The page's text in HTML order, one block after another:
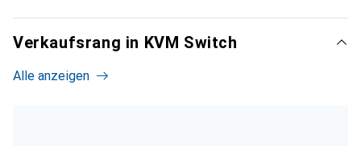
Verkaufsrang in KVM Switch
Alle anzeigen